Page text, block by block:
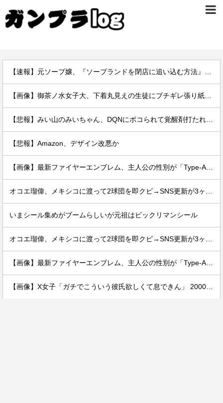
【悲報】Amazon、デザイン改悪か
いまシール集めがブームらしいが元祖はビックリマンシール